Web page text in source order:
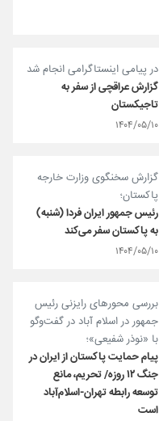
در پیامی اینستاگرامی انجام شد
گزارش عراقچی از سفر به
تاجیکستان
۱۴۰۴/۰۵/۱۰
گزارش سخنگوی وزارت خارجه
پاکستان؛
رئیس جمهور ایران فردا (شنبه)
به پاکستان سفر می‌کند
۱۴۰۴/۰۵/۱۰
بررسی محورهای رایزنی رئیس
جمهور در اسلام آباد در گفت‌وگو
با «نوذر شفیعی»؛
پیام حمایت پاکستان از ایران در
جنگ ۱۲ روزه/ تحریم، مانع
توسعه رابطه تهران-اسلام‌آباد
است